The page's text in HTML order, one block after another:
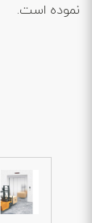
نموده است.